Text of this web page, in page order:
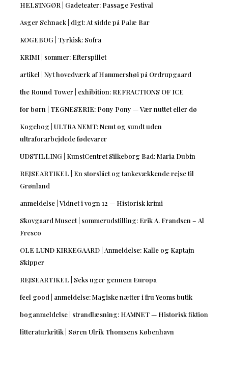
HELSINGØR | Gadeteater: Passage Festival
Asger Schnack | digt: At sidde på Palæ Bar
KOGEBOG | Tyrkisk: Sofra
KRIMI | sommer: Efterspillet
artikel | Nyt hovedværk af Hammershøi på Ordrupgaard
the Round Tower | exhibition: REFRACTIONS OF ICE
for børn | TEGNESERIE: Pony Pony — Vær nuttet eller dø
Kogebog | ULTRA NEMT: Nemt og sundt uden
ultraforarbejdede fødevarer
UDSTILLING | KunstCentret Silkeborg Bad: Maria Dubin
REJSEARTIKEL | En storslået og tankevækkende rejse til
Grønland
anmeldelse | Vidnet i vogn 12 — Historisk krimi
Skovgaard Museet | sommerudstilling: Erik A. Frandsen – Al
Fresco
OLE LUND KIRKEGAARD | Anmeldelse: Kalle og Kaptajn
Skipper
REJSEARTIKEL | Seks uger gennem Europa
feel good | anmeldelse: Magiske nætter i fru Yeoms butik
boganmeldelse | strandlæsning: HAMNET — Historisk fiktion
litteraturkritik | Søren Ulrik Thomsens København